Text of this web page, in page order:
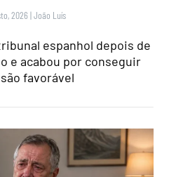
2026 |João Luís
espanhol depois de
e acabou por conseguir
favorável